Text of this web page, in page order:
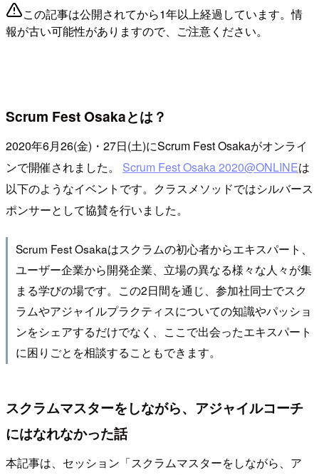
この記事は公開されてから1年以上経過しています。情
報が古い可能性がありますので、ご注意ください。
Scrum Fest Osakaとは？
2020年6月26(金)・27日(土)にScrum Fest Osakaがオンライ
ンで開催されました。 Scrum Fest Osaka 2020@ONLINEは
以下のようなイベントです。クラスメソッドではシルバース
ポンサーとして協賛を行いました。
Scrum Fest Osakaはスクラムの初心者からエキスパート、
ユーザー企業から開発企業、立場の異なる様々な人々が集
まる学びの場です。この2日間を通じ、参加社同士でスク
ラムやアジャイルプラクティスについての知識やパッショ
ンをシェアするだけでなく、ここで出会ったエキスパート
に困りごとを相談することもできます。
スクラムマスターをしながら、アジャイルコーチ
にはなれなかった話
本記事は、セッション「スクラムマスターをしながら、ア